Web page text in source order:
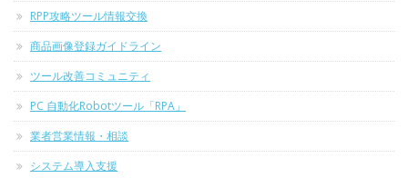
RPP攻略ツール情報交換
商品画像登録ガイドライン
ツール改善コミュニティ
PC 自動化Robotツール「RPA」
業者営業情報・相談
システム導入支援